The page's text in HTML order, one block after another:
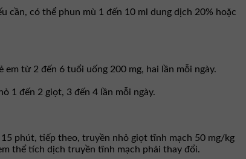
cần, có thể phun mù 1 đến 10 ml dung dịch 20% hoặc
từ 2 đến 6 tuổi uống 200 mg, hai lần mỗi ngày.
1 đến 2 giọt, 3 đến 4 lần mỗi ngày.
phút, tiếp theo, truyền nhỏ giọt tĩnh mạch 50 mg/kg
thể tích dịch truyền tĩnh mạch phải thay đổi.